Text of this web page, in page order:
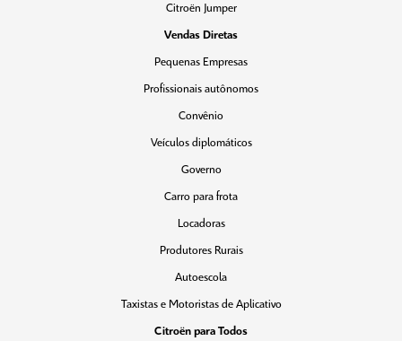
Citroën Jumper
Vendas Diretas
Pequenas Empresas
Profissionais autônomos
Convênio
Veículos diplomáticos
Governo
Carro para frota
Locadoras
Produtores Rurais
Autoescola
Taxistas e Motoristas de Aplicativo
Citroën para Todos